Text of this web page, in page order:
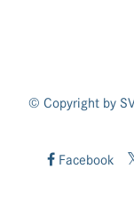
© Copyright by
Facebook